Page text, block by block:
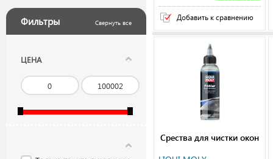
Фильтры Свернуть все
ЦЕНА
Добавить к сравнению
Срества для чистки окон